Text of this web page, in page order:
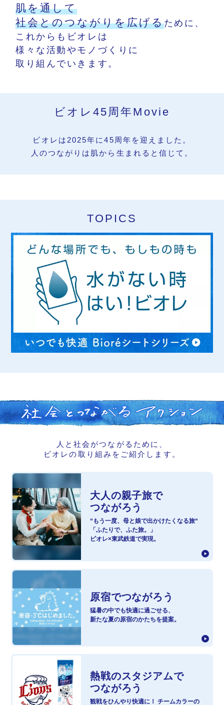
肌を通して
社会とのつながりを広げるために、
これからもビオレは
様々な活動やモノづくりに
取り組んでいきます。
ビオレ45周年Movie
ビオレは2025年に45周年を迎えました。
人のつながりは肌から生まれると信じて。
TOPICS
人と社会がつながるために、
ビオレの取り組みをご紹介します。
大人の親子旅で
つながろう
“もう一度、母と娘で出かけたくなる旅“
「ふたりで、ふた旅。」
ビオレ×東武鉄道で実現。
原宿でつながろう
猛暑の中でも快適に過ごせる、
新たな夏の原宿のかたちを提案。
熱戦のスタジアムで
つながろう
観戦をひんやり快適に！ チームカラーの